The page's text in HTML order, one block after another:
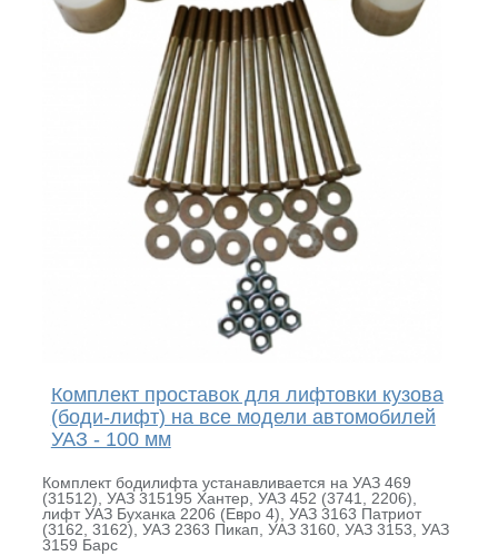
Комплект проставок для лифтовки кузова
(боди-лифт) на все модели автомобилей
УАЗ - 100 мм
Комплект бодилифта устанавливается на УАЗ 469
(31512), УАЗ 315195 Хантер, УАЗ 452 (3741, 2206),
лифт УАЗ Буханка 2206 (Евро 4), УАЗ 3163 Патриот
(3162, 3162), УАЗ 2363 Пикап, УАЗ 3160, УАЗ 3153, УАЗ
3159 Барс